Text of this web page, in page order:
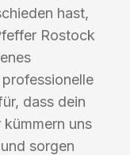
hast,
Rostock
dass dein
uns
sorgen